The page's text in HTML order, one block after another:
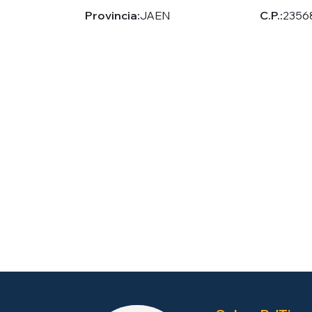
Provincia:JAEN C.P.: